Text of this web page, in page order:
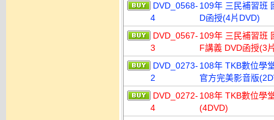
DVD_0568-
4
109年 三民補習班
D函授(4片DVD)
DVD_0567-
3
109年 三民補習班
F講義 DVD函授(3
DVD_0273-
2
108年 TKB數位學
官方完美影音版
DVD_0272-
4
108年 TKB數位學
(4DVD)